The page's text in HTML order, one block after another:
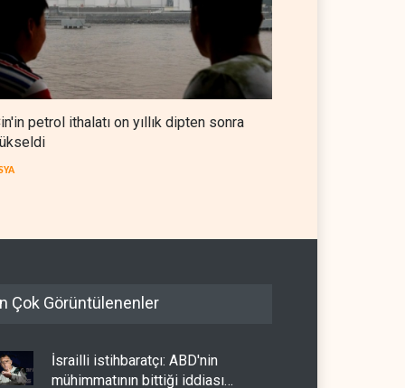
petrol ithalatı on yıllık dipten sonra
Çok Görüntülenenler
İsrailli istihbaratçı: ABD'nin
mühimmatının bittiği iddiası